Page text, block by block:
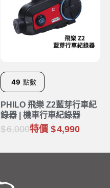
49 點數
PHILO 飛樂 Z2藍芽行車紀
錄器 | 機車行車紀錄器
6,000特價 4,990